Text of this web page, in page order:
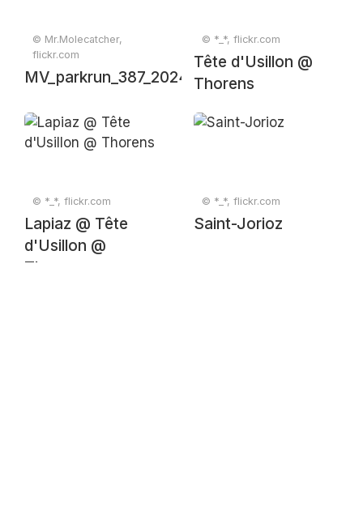
© Mr.Molecatcher,
flickr.com
MV_parkrun_387_20241130_0481
© *_*, flickr.com
Tête d'Usillon @
Thorens
© *_*, flickr.com
Lapiaz @ Tête
d'Usillon @
Thorens
© *_*, flickr.com
Saint-Jorioz